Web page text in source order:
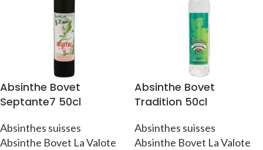
Absinthe Bovet
Septante7 50cl
Absinthes suisses
Absinthe Bovet La Valote
Absinthe Bovet
Tradition 50cl
Absinthes suisses
Absinthe Bovet La Valote